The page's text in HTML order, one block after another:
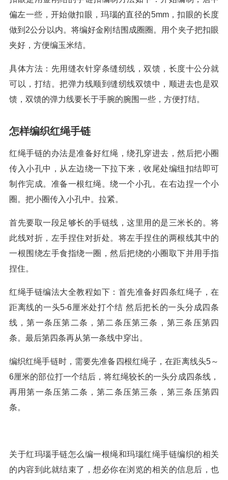
偏左一些，开始做扣眼，玛瑙的直径的5mm，扣眼的长度
做到2公分以内。将编好金刚结围成圈圈。用个夹子把扣眼
夹好，方便编玉米结。
具体方法：先用缝衣针穿条缝纫线，双馈，长度十公分就
可以，打结。把弹力线顺到缝纫线双馈中，顺进去也是双
馈，双馈的弹力线要长于手腕的腕围一些，方便打结。
怎样编织红绳手链
红绳手链的办法是准备好红绳，绕孔穿进去，然后把小圈
传入小孔中，从左边绕一下拉下来，收尾处编纽扣结即可
制作完成。准备一根红绳。绕一个小孔。在右边捏一个小
圈。把小圈传入小孔中。拉紧。
首先要取一段足够长的手链线，这里用的是三米长的。将
此线对折，左手捏住对折处。将左手捏住的两根线其中的
一根围绕左手食指绕一圈，然后把绕的小圈取下并用手指
捏住。
红绳手链编法大全教程如下：首先准备好四条红绳子，在
距离线的一头5-6厘米处打个结 然后把长的一头分成四条
线，第一条压第二条，第二条压第三条，第三条压第四
条。最后第四条再从第一条线中穿出。
编织红绳手链时，需要先准备四根红绳子，在距离线头5～
6厘米的部位打一个结后，将红绳较长的一头分成四条线，
再用第一条压第二条，第二条压第三条，第三条压第四
条。
关于红玛瑙手链怎么编一根绳和玛瑙红绳手链编织的相关
的内容到此就结束了，想必你在浏览的相关的信息后，也